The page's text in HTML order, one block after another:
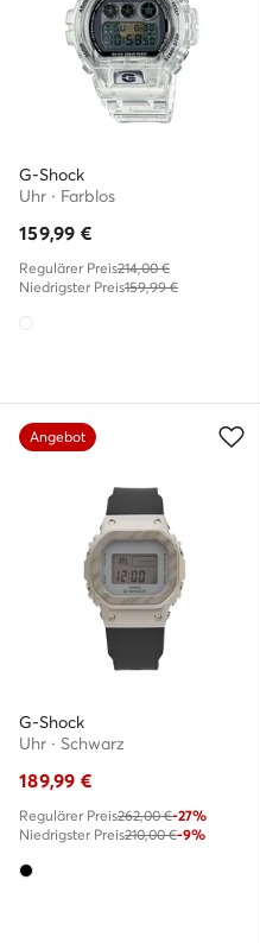
G-Shock
Uhr · Farblos
159,99 €
Regulärer Preis214,00 €
Niedrigster Preis159,99 €
Angebot
G-Shock
Uhr · Schwarz
189,99 €
Regulärer Preis262,00 €-27%
Niedrigster Preis210,00 €-9%